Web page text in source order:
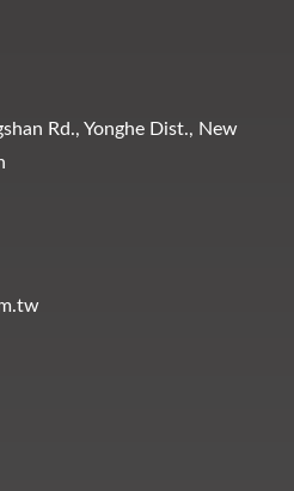
Rd., Yonghe Dist., New